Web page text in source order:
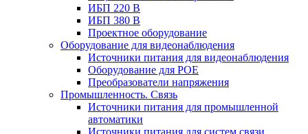
ИБП 220 В
ИБП 380 В
Проектное оборудование
Оборудование для видеонаблюдения
Источники питания для видеонаблюдения
Оборудование для POE
Преобразователи напряжения
Промышленность. Связь
Источники питания для промышленной
автоматики
Источники питания для систем связи